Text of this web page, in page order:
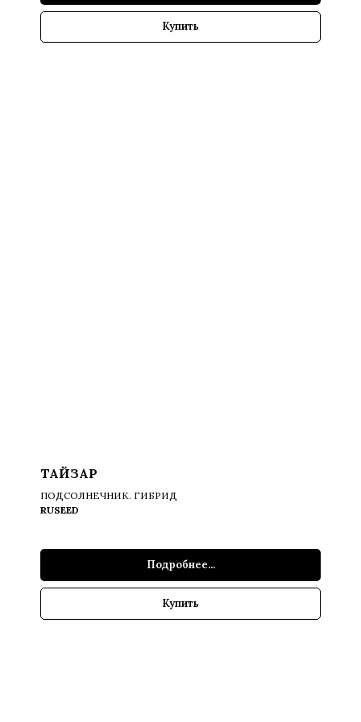
Купить
ТАЙЗАР
ПОДСОЛНЕЧНИК. ГИБРИД
RUSEED
Подробнее...
Купить